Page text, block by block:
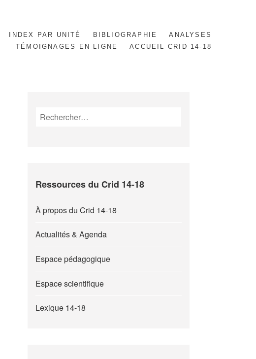
INDEX PAR UNITÉ BIBLIOGRAPHIE
ANALYSES
TÉMOIGNAGES EN LIGNE
ACCUEIL CRID 14-18
Rechercher :
Ressources du Crid 14-18
À propos du Crid 14-18
Actualités & Agenda
Espace pédagogique
Espace scientifique
Lexique 14-18